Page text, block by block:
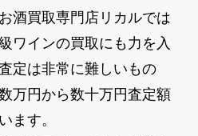
酒買取専門店リカルでは
ワインの買取にも力を入
定は非常に難しいもの
万円から数十万円査定額
ます。